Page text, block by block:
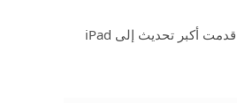
قامت Apple بتحديث أرخص جهاز iPad في أكتوبر 2022 ، حيث قدمت أكبر تحديث إلى iPad